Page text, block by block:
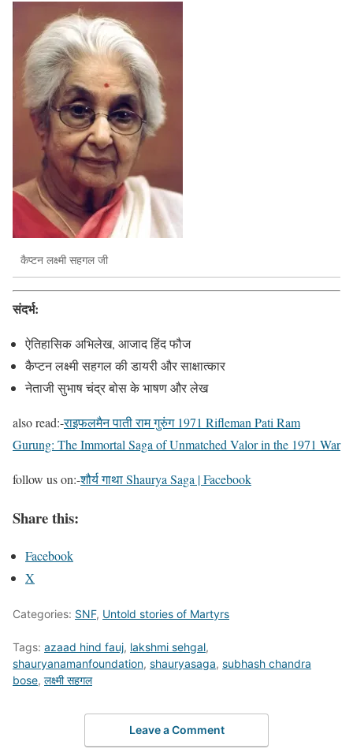
कैप्टन लक्ष्मी सहगल जी
संदर्भ:
ऐतिहासिक अभिलेख, आजाद हिंद फौज
कैप्टन लक्ष्मी सहगल की डायरी और साक्षात्कार
नेताजी सुभाष चंद्र बोस के भाषण और लेख
also read:-राइफलमैन पाती राम गुरुंग 1971 Rifleman Pati Ram
Gurung: The Immortal Saga of Unmatched Valor in the 1971 War
follow us on:-शौर्य गाथा Shaurya Saga | Facebook
Share this:
Facebook
X
Categories: SNF, Untold stories of Martyrs
Tags: azaad hind fauj, lakshmi sehgal,
shauryanamanfoundation, shauryasaga, subhash chandra
bose, लक्ष्मी सहगल
Leave a Comment